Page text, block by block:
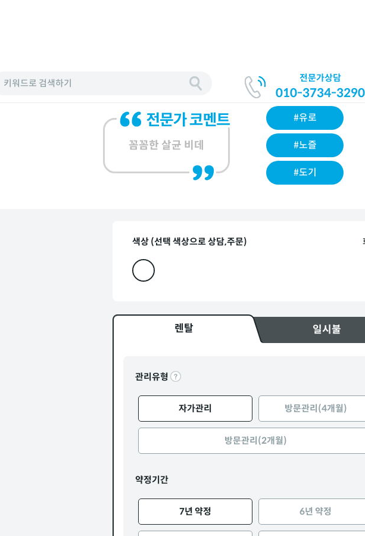
키워드로 검색하기 전문가상담
010-3734-3290
꼼꼼한 살균 비데
#유로
#노즐
#도기
색상 (선택 색상으로 상담,주문)
렌탈 일시불
관리유형
자가관리 방문관리(4개월)
방문관리(2개월)
약정기간
7년 약정 6년 약정